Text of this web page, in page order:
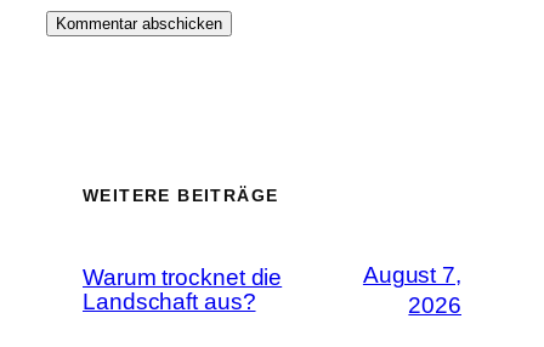
WEITERE BEITRÄGE
Warum trocknet die
Landschaft aus?
August 7,
2026